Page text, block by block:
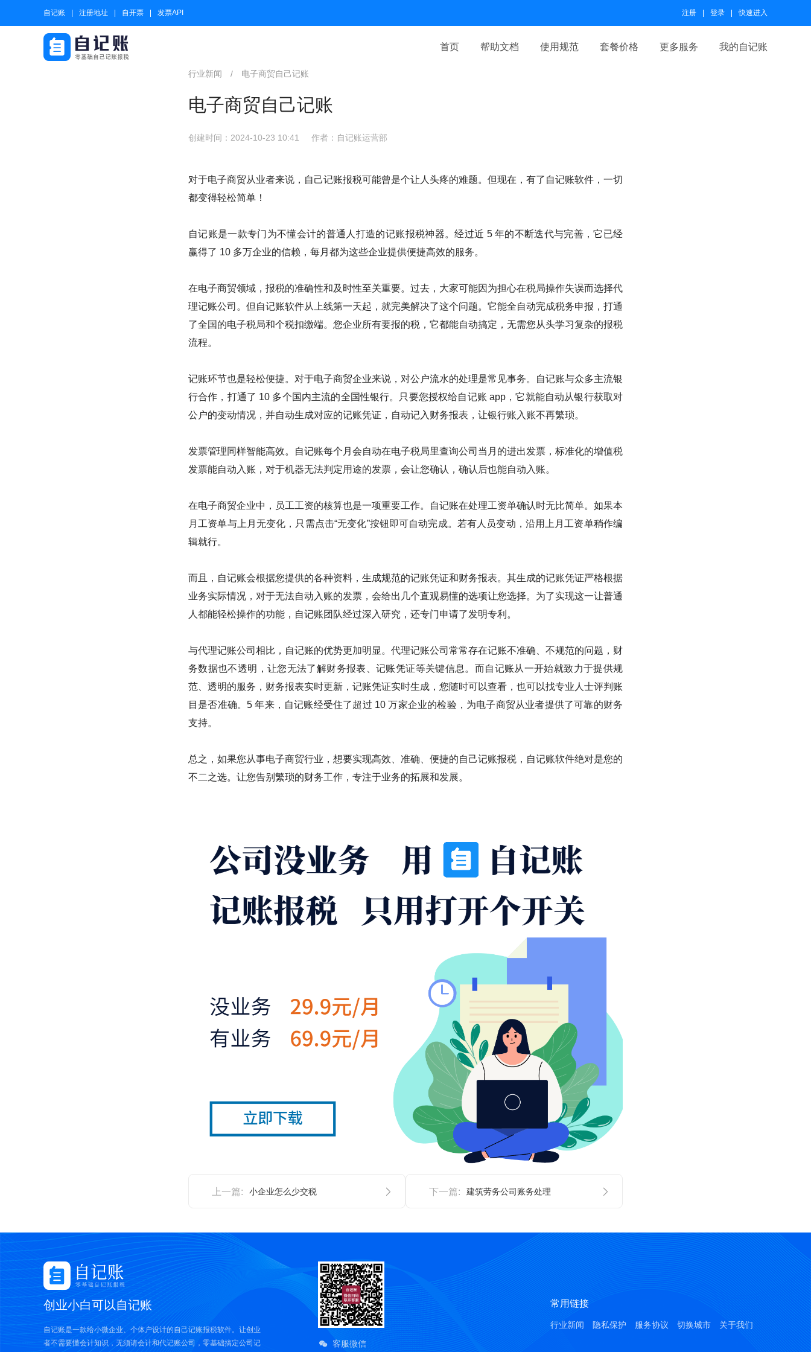
自记账 注册地址 自开票 发票API 注册 登录 快速进入
首页 帮助文档 使用规范 套餐价格 更多服务 我的自记账
行业新闻 / 电子商贸自己记账
电子商贸自己记账
创建时间：2024-10-23 10:41 作者：自记账运营部
对于电子商贸从业者来说，自己记账报税可能曾是个让人头疼的难题。但现在，有了自记账软件，一切
都变得轻松简单！
自记账是一款专门为不懂会计的普通人打造的记账报税神器。经过近 5 年的不断迭代与完善，它已经
赢得了 10 多万企业的信赖，每月都为这些企业提供便捷高效的服务。
在电子商贸领域，报税的准确性和及时性至关重要。过去，大家可能因为担心在税局操作失误而选择代
理记账公司。但自记账软件从上线第一天起，就完美解决了这个问题。它能全自动完成税务申报，打通
了全国的电子税局和个税扣缴端。您企业所有要报的税，它都能自动搞定，无需您从头学习复杂的报税
流程。
记账环节也是轻松便捷。对于电子商贸企业来说，对公户流水的处理是常见事务。自记账与众多主流银
行合作，打通了 10 多个国内主流的全国性银行。只要您授权给自记账 app，它就能自动从银行获取对
公户的变动情况，并自动生成对应的记账凭证，自动记入财务报表，让银行账入账不再繁琐。
发票管理同样智能高效。自记账每个月会自动在电子税局里查询公司当月的进出发票，标准化的增值税
发票能自动入账，对于机器无法判定用途的发票，会让您确认，确认后也能自动入账。
在电子商贸企业中，员工工资的核算也是一项重要工作。自记账在处理工资单确认时无比简单。如果本
月工资单与上月无变化，只需点击“无变化”按钮即可自动完成。若有人员变动，沿用上月工资单稍作编
辑就行。
而且，自记账会根据您提供的各种资料，生成规范的记账凭证和财务报表。其生成的记账凭证严格根据
业务实际情况，对于无法自动入账的发票，会给出几个直观易懂的选项让您选择。为了实现这一让普通
人都能轻松操作的功能，自记账团队经过深入研究，还专门申请了发明专利。
与代理记账公司相比，自记账的优势更加明显。代理记账公司常常存在记账不准确、不规范的问题，财
务数据也不透明，让您无法了解财务报表、记账凭证等关键信息。而自记账从一开始就致力于提供规
范、透明的服务，财务报表实时更新，记账凭证实时生成，您随时可以查看，也可以找专业人士评判账
目是否准确。5 年来，自记账经受住了超过 10 万家企业的检验，为电子商贸从业者提供了可靠的财务
支持。
总之，如果您从事电子商贸行业，想要实现高效、准确、便捷的自己记账报税，自记账软件绝对是您的
不二之选。让您告别繁琐的财务工作，专注于业务的拓展和发展。
上一篇: 小企业怎么少交税 下一篇: 建筑劳务公司账务处理
创业小白可以自记账
自记账是一款给小微企业、个体户设计的自己记账报税软件。让创业
者不需要懂会计知识，无须请会计和代记账公司，零基础搞定公司记
客服微信
常用链接
行业新闻 隐私保护 服务协议 切换城市 关于我们